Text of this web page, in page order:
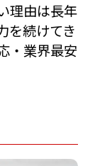
理由は⻑年
を続けてき
・業界最安